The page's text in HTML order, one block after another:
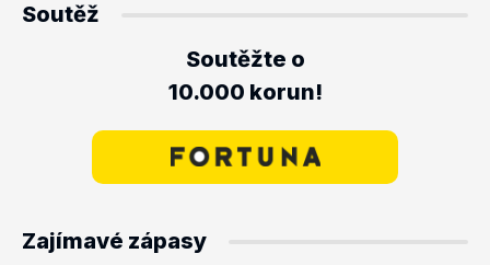
Soutěž
Soutěžte o
10.000 korun!
Zajímavé zápasy